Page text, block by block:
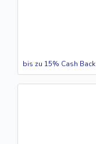
bis zu 15% Cash Back